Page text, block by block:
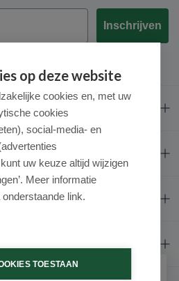
Inschrijven
op deze website
cookies en, met uw
cookies
social-media- en
uw keuze altijd wijzigen
Meer informatie
link.
TOESTAAN